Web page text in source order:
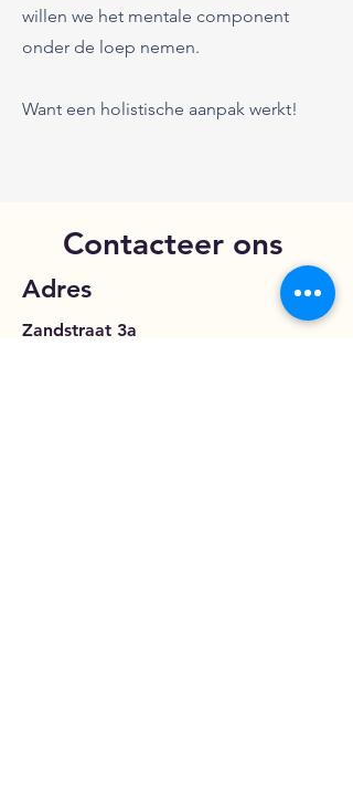
willen we het mentale component
onder de loep nemen.
Want een holistische aanpak werkt!
Contacteer ons
Adres
Zandstraat 3a